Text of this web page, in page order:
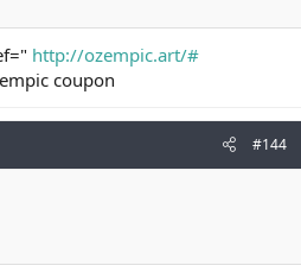
http://ozempic.art/#
coupon
#144